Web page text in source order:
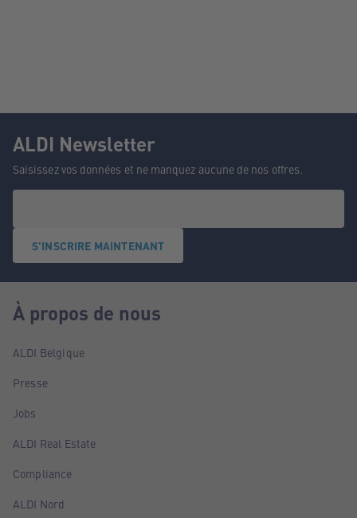
ALDI Newsletter
Saisissez vos données et ne manquez aucune de nos offres.
S'INSCRIRE MAINTENANT
À propos de nous
ALDI Belgique
Presse
Jobs
ALDI Real Estate
Compliance
ALDI Nord